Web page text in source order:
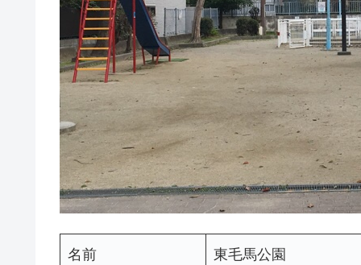
名前 東毛馬公園